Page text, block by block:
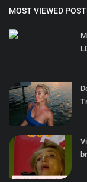
MOST VIEWED